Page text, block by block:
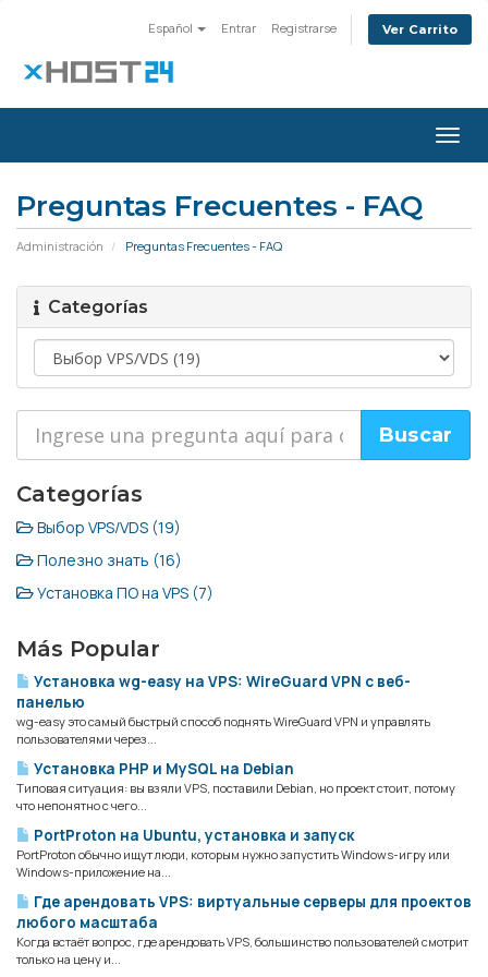
Español Entrar Registrarse Ver Carrito
Preguntas Frecuentes - FAQ
Administración Preguntas Frecuentes - FAQ
Categorías
Categorías
Выбор VPS/VDS (19)
Полезно знать (16)
Установка ПО на VPS (7)
Más Popular
Установка wg-easy на VPS: WireGuard VPN с веб-
панелью
wg-easy это самый быстрый способ поднять WireGuard VPN и управлять
пользователями через...
Установка PHP и MySQL на Debian
Типовая ситуация: вы взяли VPS, поставили Debian, но проект стоит, потому
что непонятно с чего...
PortProton на Ubuntu, установка и запуск
PortProton обычно ищут люди, которым нужно запустить Windows-игру или
Windows-приложение на...
Где арендовать VPS: виртуальные серверы для проектов
любого масштаба
Когда встаёт вопрос, где арендовать VPS, большинство пользователей смотрит
только на цену и...